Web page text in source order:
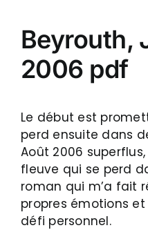
Beyrouth,
2006 pdf
Le début est
perd ensuite dans
Août 2006
fleuve qui se perd
roman qui m’a fait
propres émotions
défi personnel.